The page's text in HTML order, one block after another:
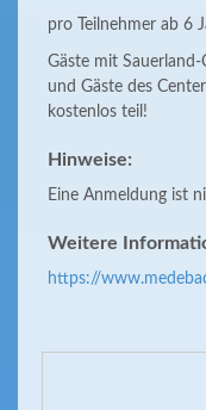
pro Teilnehmer ab 6
Gäste mit Sauerland-
und Gäste des
kostenlos teil!
Hinweise:
Eine Anmeldung ist
Weitere
https://